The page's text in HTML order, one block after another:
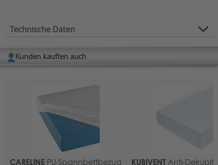
Technische Daten
Produktart: Spannbettlaken
Matratzengröße:
90 x 200 cm
Eigenschaften: wasserundurchlässig
Kunden kauften auch
CARELINE PU-Spannbettbezug KUBIVENTAnti-